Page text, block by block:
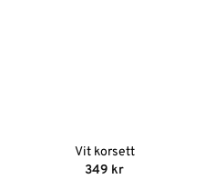
Vit korsett
349 kr